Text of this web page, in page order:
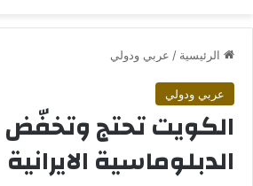
الرئيسية / عربي ودولي
عربي ودولي
الكويت تحتج وتخفّض
الدبلوماسية الايرانية